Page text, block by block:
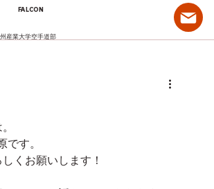
FALCON
産業大学空手道部
です。
くお願いします！